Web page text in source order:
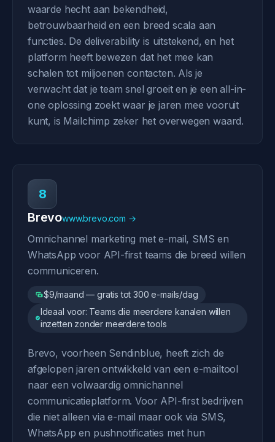
waarde hecht aan bekendheid,
betrouwbaarheid en een breed scala aan
functies. De deliverability is uitstekend, en het
platform heeft bewezen dat het mee kan
schalen tot miljoenen contacten. Als je
verwacht dat je team snel groeit en je een all-in-
one oplossing zoekt waar je jaren mee vooruit
kunt, is Mailchimp zeker het overwegen waard.
8
Brevowww.brevo.com →
Omnichannel marketing met e-mail, SMS en
WhatsApp voor API-first teams die breed willen
communiceren.
$9/maand — gratis tot 300 e-mails/dag
Ideaal voor: Teams die meerdere kanalen willen
inzetten zonder meerdere tools
Brevo, voorheen Sendinblue, heeft zich de
afgelopen jaren ontwikkeld van een e-mailtool
naar een volwaardig omnichannel
communicatieplatform. Voor API-first bedrijven
die niet alleen via e-mail maar ook via SMS,
WhatsApp en pushnotificaties met hun